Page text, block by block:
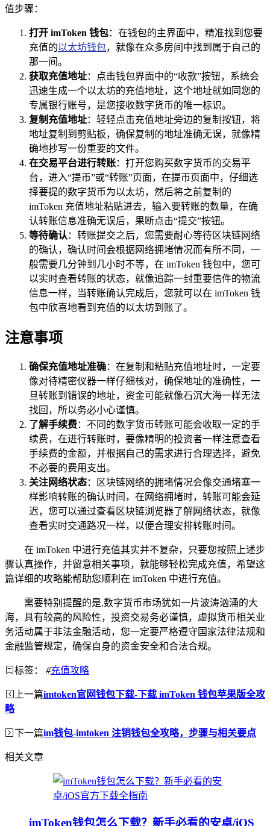
值步骤：
打开 imToken 钱包：在钱包的主界面中，精准找到您要
充值的以太坊钱包，就像在众多房间中找到属于自己的
那一间。
获取充值地址：点击钱包界面中的“收款”按钮，系统会
迅速生成一个以太坊的充值地址，这个地址就如同您的
专属银行账号，是您接收数字货币的唯一标识。
复制充值地址：轻轻点击充值地址旁边的复制按钮，将
地址复制到剪贴板，确保复制的地址准确无误，就像精
确地抄写一份重要的文件。
在交易平台进行转账：打开您购买数字货币的交易平
台，进入“提币”或“转账”页面，在提币页面中，仔细选
择要提的数字货币为以太坊，然后将之前复制的
imToken 充值地址粘贴进去，输入要转账的数量，在确
认转账信息准确无误后，果断点击“提交”按钮。
等待确认 ：转账提交之后，您需要耐心等待区块链网络
的确认，确认时间会根据网络拥堵情况而有所不同，一
般需要几分钟到几小时不等，在 imToken 钱包中，您可
以实时查看转账的状态，就像追踪一封重要信件的物流
信息一样，当转账确认完成后，您就可以在 imToken 钱
包中欣喜地看到充值的以太坊到账了。
注意事项
确保充值地址准确：在复制和粘贴充值地址时，一定要
像对待精密仪器一样仔细核对，确保地址的准确性，一
旦转账到错误的地址，资金可能就像石沉大海一样无法
找回，所以务必小心谨慎。
了解手续费：不同的数字货币转账可能会收取一定的手
续费，在进行转账时，要像精明的投资者一样注意查看
手续费的金额，并根据自己的需求进行合理选择，避免
不必要的费用支出。
关注网络状态：区块链网络的拥堵情况会像交通堵塞一
样影响转账的确认时间，在网络拥堵时，转账可能会延
迟，您可以通过查看区块链浏览器了解网络状态，就像
查看实时交通路况一样，以便合理安排转账时间。
在 imToken 中进行充值其实并不复杂，只要您按照上述步
骤认真操作，并留意相关事项，就能够轻松完成充值，希望这
篇详细的攻略能帮助您顺利在 imToken 中进行充值。
需要特别提醒的是,数字货币市场犹如一片波涛汹涌的大
海，具有较高的风险性，投资交易务必谨慎，虚拟货币相关业
务活动属于非法金融活动，您一定要严格遵守国家法律法规和
金融监管规定，确保自身的资金安全和合法合规。
标签： #充值攻略
上一篇imtoken官网钱包下载-下载 imToken 钱包苹果版全攻
略
下一篇im钱包-imtoken 注销钱包全攻略，步骤与相关要点
相关文章
imToken钱包怎么下载？新手必看的安卓/iOS